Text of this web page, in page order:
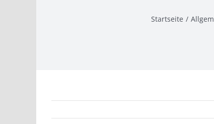
Startseite